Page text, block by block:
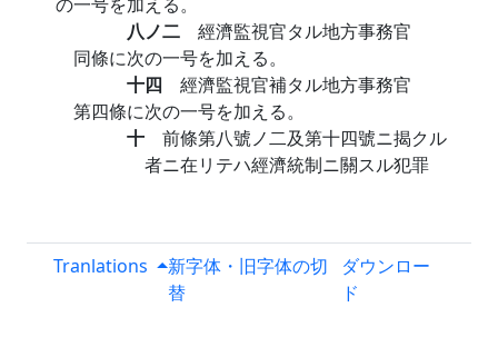
八ノ二 經濟監視官タル地方事務官
同條に次の一号を加える。
十四 經濟監視官補タル地方事務官
第四條に次の一号を加える。
十 前條第八號ノ二及第十四號ニ揭クル
者ニ在リテハ經濟統制ニ關スル犯罪
Tranlations
新字体・旧字体の切
替
ダウンロー
ド